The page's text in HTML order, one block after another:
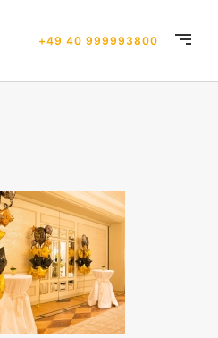
+49 40 999993800